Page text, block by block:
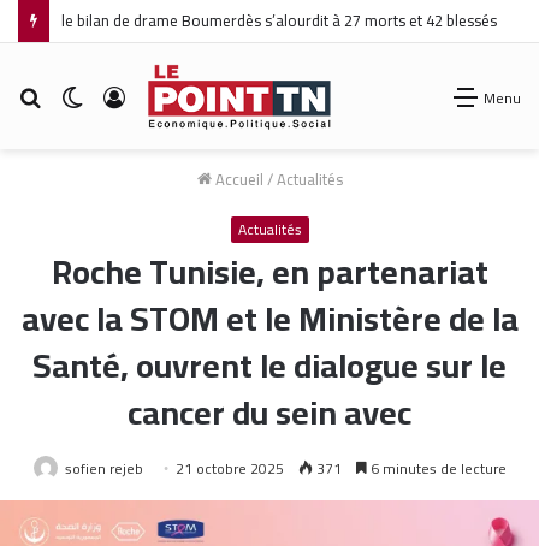
le bilan de drame Boumerdès s’alourdit à 27 morts et 42 blessés
Rechercher
Switch Connexion Menu
Accueil/Actualités
Actualités
Roche Tunisie, en partenariat
avec la STOM et le Ministère de la
Santé, ouvrent le dialogue sur le
cancer du sein avec
sofien rejeb 21 octobre 2025 371 6 minutes de lecture